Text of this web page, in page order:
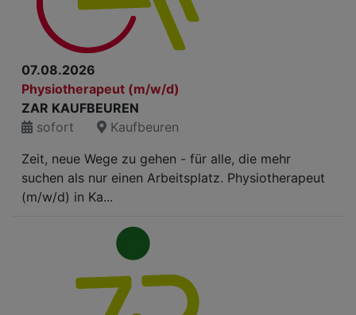
07.08.2026
Physiotherapeut (m/w/d)
ZAR KAUFBEUREN
sofort
Kaufbeuren
Zeit, neue Wege zu gehen - für alle, die mehr
suchen als nur einen Arbeitsplatz. Physiotherapeut
(m/w/d) in Ka...